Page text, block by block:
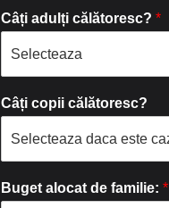
Câți adulți călătoresc? *
Câți copii călătoresc?
Buget alocat de familie: *